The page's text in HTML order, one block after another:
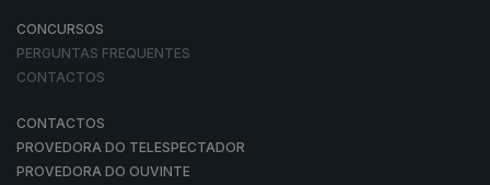
CONCURSOS
PERGUNTAS FREQUENTES
CONTACTOS
CONTACTOS
PROVEDORA DO TELESPECTADOR
PROVEDORA DO OUVINTE